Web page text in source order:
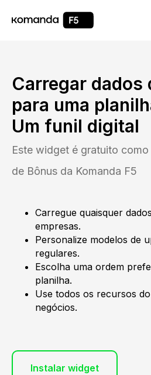
Html code will
Carregar dados
para uma
Um funil digital
Este widget é gratuito
de Bônus da Komanda F5
Carregue quaisquer
empresas.
Personalize modelos de
regulares.
Escolha uma ordem
planilha.
Use todos os recursos
negócios.
Instalar widget